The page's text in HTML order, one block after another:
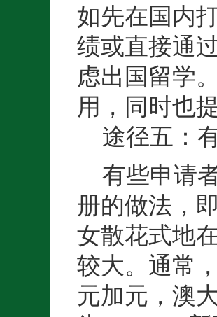
如先在国内
绩或直接通
虑出国留学
用，同时也
途径五：
有些申请
册的做法，
女散花式地
较大。通常
元加元，澳